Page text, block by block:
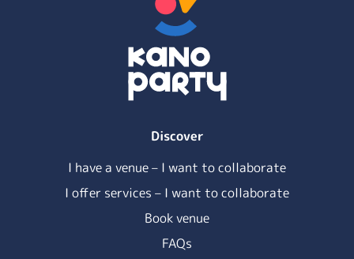
Discover
I have a venue – I want to collaborate
I offer services – I want to collaborate
Book venue
FAQs